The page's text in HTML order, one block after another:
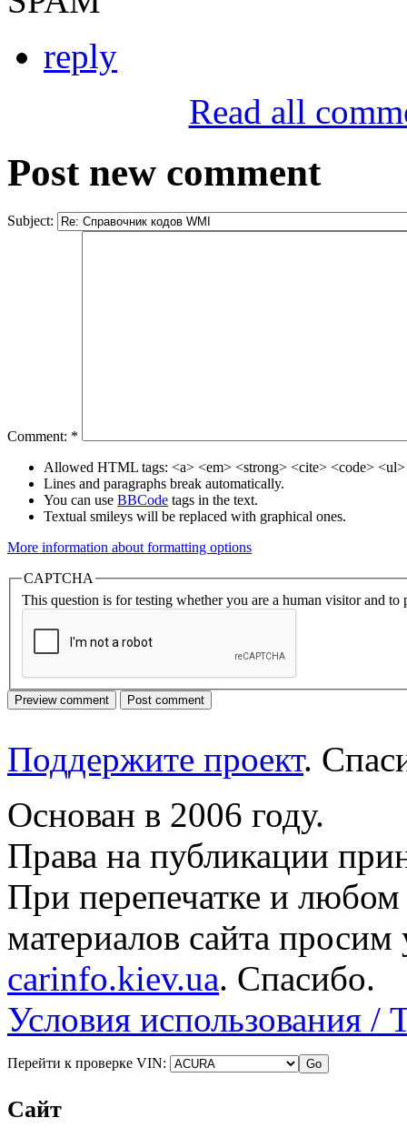
reply
Read all
Post new comment
Subject:
Comment: *
Allowed HTML tags: <a> <em> <strong> <cite> <code>
Lines and paragraphs break automatically.
You can use BBCode tags in the text.
Textual smileys will be replaced with graphical ones.
More information about formatting options
CAPTCHA
This question is for testing whether you are a human visitor and to
Поддержите проект.
Основан в 2006 году.
Права на публикации
При перепечатке и
материалов сайта просим
carinfo.kiev.ua. Спасибо.
Условия использования /
Перейти к проверке VIN:
Сайт